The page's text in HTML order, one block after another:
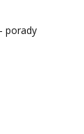
porady